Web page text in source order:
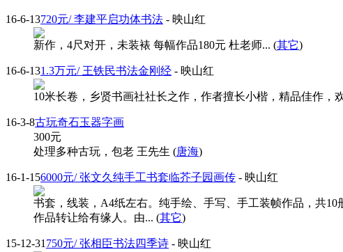
16-6-13720元/ 李建平启功体书法 - 映山红
新作，4尺对开，未装裱 每幅作品180元 杜老师... (其它)
16-6-131.3万元/ 王铁民书法金刚经 - 映山红
10米长卷，乡贤书画社社长之作，作者擅长小楷，精品佳作，
16-3-8古玩奇石玉器字画
300元
处理多种古玩，包老 王先生 (唐海)
16-1-156000元/ 张文久纯手工书套临芥子园画传 - 映山红
书套，线装，A4纸左右。纯手绘、手写、手工装帧作品，共
作品转让给有缘人。由... (其它)
15-12-31 750元/ 张相臣书法四季诗 - 映山红